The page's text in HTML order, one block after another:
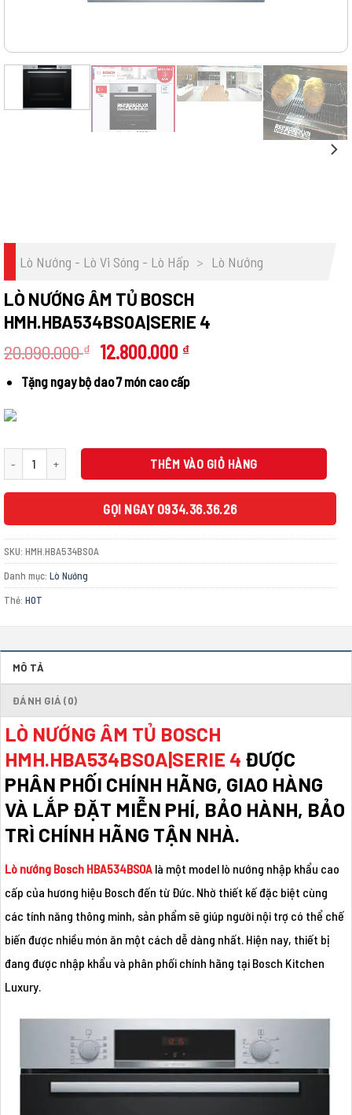
Lò Nướng - Lò Vi Sóng - Lò Hấp > Lò Nướng
LÒ NƯỚNG ÂM TỦ BOSCH
HMH.HBA534BS0A|SERIE 4
20.090.000₫
Giá
là:
12.800.000 ₫Giá
tại
Tặng ngay bộ dao 7 món cao cấp
Lò nướng âm tủ BOSCH HMH.HBA534BS0A|Serie 4 số lượng
THÊM VÀO GIỎ HÀNG
GỌI NGAY 0934.36.36.26
SKU: HMH.HBA534BS0A
Danh mục: Lò Nướng
Thẻ: HOT
MÔ TẢ
ĐÁNH GIÁ (0)
LÒ NƯỚNG ÂM TỦ BOSCH
HMH.HBA534BS0A|SERIE 4 ĐƯỢC
PHÂN PHỐI CHÍNH HÃNG, GIAO HÀNG
VÀ LẮP ĐẶT MIỄN PHÍ, BẢO HÀNH, BẢO
TRÌ CHÍNH HÃNG TẬN NHÀ.
Lò nướng Bosch HBA534BS0A là một model lò nướng nhập khẩu cao
cấp của hương hiệu Bosch đến từ Đức. Nhờ thiết kế đặc biệt cùng
các tính năng thông minh, sản phẩm sẽ giúp người nội trợ có thể chế
biến được nhiều món ăn một cách dễ dàng nhất. Hiện nay, thiết bị
đang được nhập khẩu và phân phối chính hãng tại Bosch Kitchen
Luxury.